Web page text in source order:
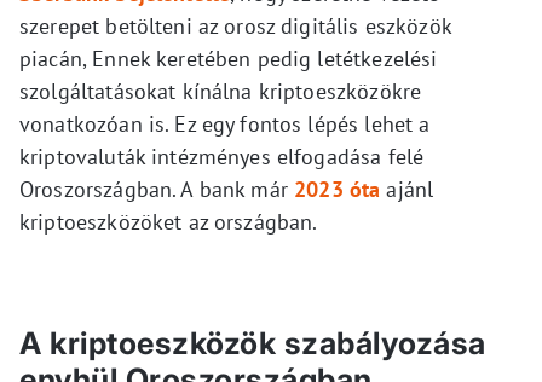
szerepet betölteni az orosz digitális eszközök
piacán, Ennek keretében pedig letétkezelési
szolgáltatásokat kínálna kriptoeszközökre
vonatkozóan is. Ez egy fontos lépés lehet a
kriptovaluták intézményes elfogadása felé
Oroszországban. A bank már 2023 óta ajánl
kriptoeszközöket az országban.
A kriptoeszközök szabályozása